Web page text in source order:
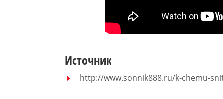
Источник
http://www.sonnik888.ru/k-chemu-